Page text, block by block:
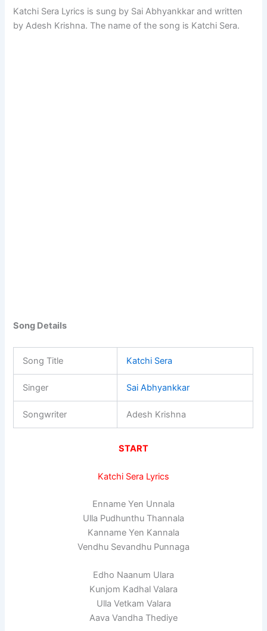
Katchi Sera Lyrics is sung by Sai Abhyankkar and written
by Adesh Krishna. The name of the song is Katchi Sera.
Song Details
Song Title Katchi Sera
Singer Sai Abhyankkar
Songwriter Adesh Krishna
START
Katchi Sera Lyrics
Enname Yen Unnala
Ulla Pudhunthu Thannala
Kanname Yen Kannala
Vendhu Sevandhu Punnaga
Edho Naanum Ulara
Kunjom Kadhal Valara
Ulla Vetkam Valara
Aava Vandha Thediye